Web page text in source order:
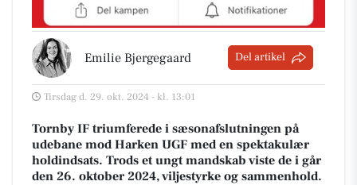
Emilie Bjergegaard Del artikel
Tirsdag d. 29. okt. 2024 - kl. 13:01
Tornby IF triumferede i sæsonafslutningen på
udebane mod Harken UGF med en spektakulær
holdindsats. Trods et ungt mandskab viste de i går
den 26. oktober 2024, viljestyrke og sammenhold.